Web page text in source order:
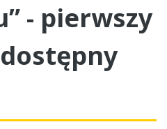
- pierwszy